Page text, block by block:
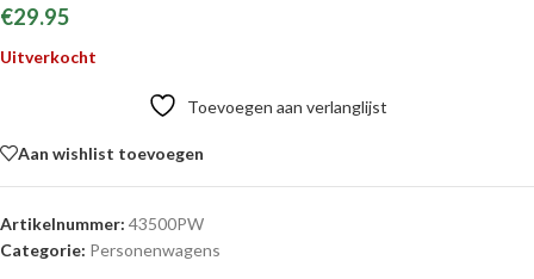
€29.95
Uitverkocht
Toevoegen aan verlanglijst
Aan wishlist toevoegen
Artikelnummer: 43500PW
Categorie: Personenwagens